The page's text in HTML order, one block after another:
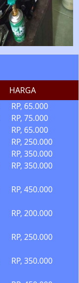
HARGA
RP, 65.000
RP, 75.000
RP, 65.000
RP, 250.000
RP, 350.000
RP, 350.000
RP, 450.000
RP, 200.000
RP, 250.000
RP, 350.000